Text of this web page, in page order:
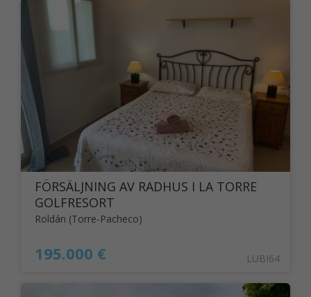
FÖRSÄLJNING AV RADHUS I LA TORRE
GOLFRESORT
Roldán (Torre-Pacheco)
195.000 € LUBI64